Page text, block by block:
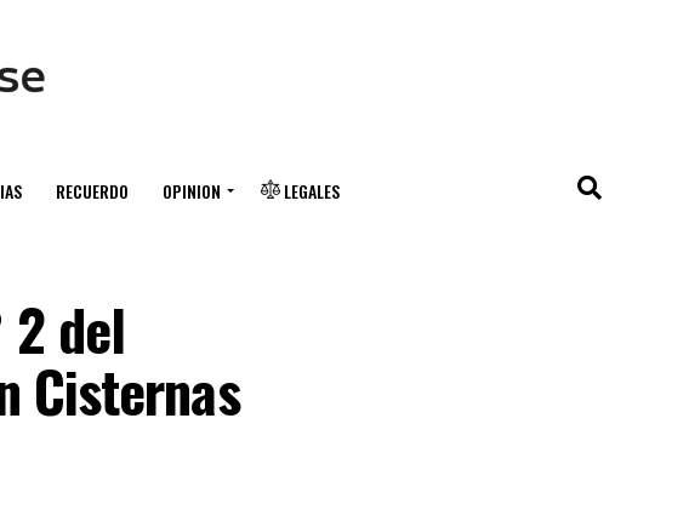
RECUERDO OPINION LEGALES
2 del
Cisternas